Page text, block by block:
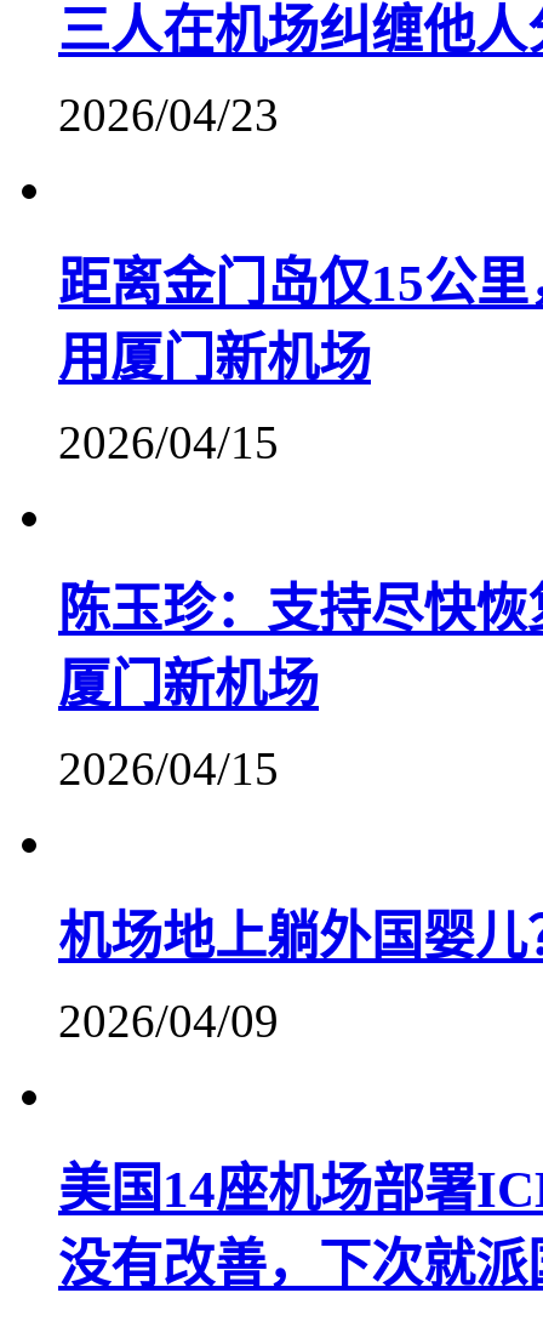
三人在机场纠缠他
2026/04/23
距离金门岛仅15公
用厦门新机场
2026/04/15
陈玉珍：支持尽快
厦门新机场
2026/04/15
机场地上躺外国婴
2026/04/09
美国14座机场部署
没有改善，下次就